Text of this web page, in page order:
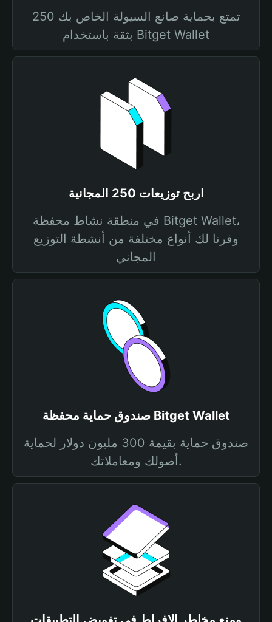
تمتع بحماية صانع السيولة الخاص بك 250
بثقة باستخدام Bitget Wallet
اربح توزيعات 250 المجانية
في منطقة نشاط محفظة Bitget Wallet،
وفرنا لك أنواع مختلفة من أنشطة التوزيع
المجاني
صندوق حماية محفظة Bitget Wallet
صندوق حماية بقيمة 300 مليون دولار لحماية
أصولك ومعاملاتك.